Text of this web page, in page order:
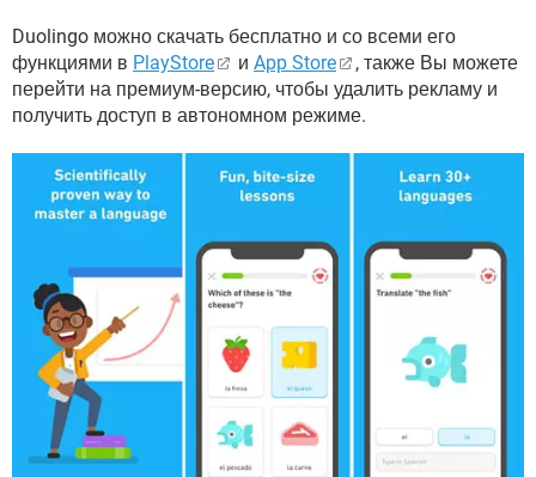
Duolingo можно скачать бесплатно и со всеми его
функциями в PlayStore и App Store
, также Вы можете
перейти на премиум-версию, чтобы удалить рекламу и
получить доступ в автономном режиме.